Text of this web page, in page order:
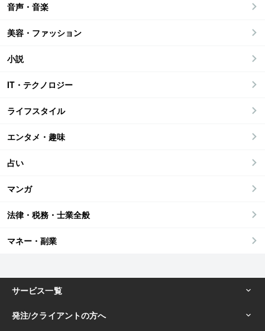
音声・音楽
美容・ファッション
小説
IT・テクノロジー
ライフスタイル
エンタメ・趣味
占い
マンガ
法律・税務・士業全般
マネー・副業